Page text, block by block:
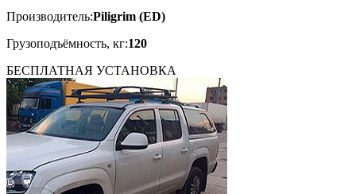
Производитель:Piligrim (ED)
Грузоподъёмность, кг:120
БЕСПЛАТНАЯ УСТАНОВКА